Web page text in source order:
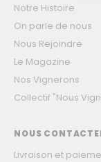
Notre Histoire
On parle de nous
Nous Rejoindre
Le Magazine
Nos Vignerons
Collectif "Nous
NOUS
Livraison et